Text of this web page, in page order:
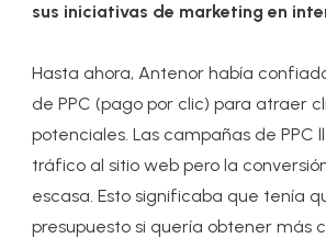
sus iniciativas de marketing en
Hasta ahora, Antenor había
de PPC (pago por clic) para atraer
potenciales. Las campañas de PPC
tráfico al sitio web pero la
escasa. Esto significaba que tenía
presupuesto si quería obtener más